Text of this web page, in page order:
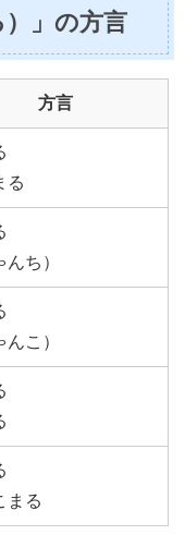
」の方言
方言
る
んち）
んこ）
まる